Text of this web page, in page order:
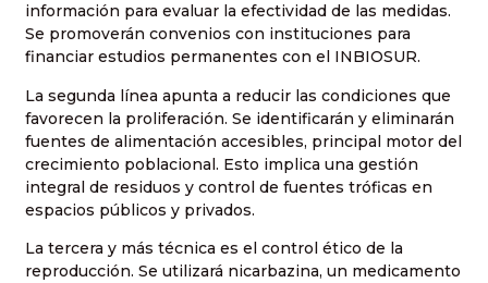
información para evaluar la efectividad de las medidas.
Se promoverán convenios con instituciones para
financiar estudios permanentes con el INBIOSUR.
La segunda línea apunta a reducir las condiciones que
favorecen la proliferación. Se identificarán y eliminarán
fuentes de alimentación accesibles, principal motor del
crecimiento poblacional. Esto implica una gestión
integral de residuos y control de fuentes tróficas en
espacios públicos y privados.
La tercera y más técnica es el control ético de la
reproducción. Se utilizará nicarbazina, un medicamento